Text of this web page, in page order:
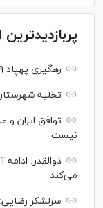
پربازدیدترین
رهگیری پهپاد MQ۹ بر فراز تنگه هرمز
تخلیه
توافق ایران و
نیست
ذوالقدر:
می‌کند
سرلشکر